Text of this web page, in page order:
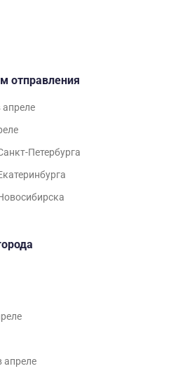
отправления
Петербурга